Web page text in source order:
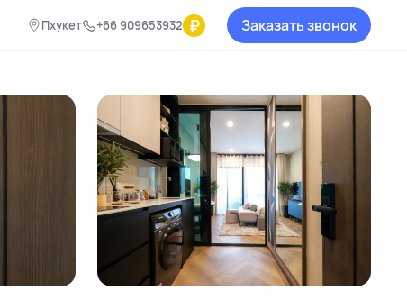
Пхукет +66 909653932 ₽ Заказать звонок